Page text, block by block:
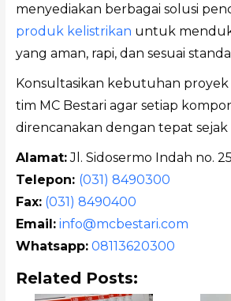
menyediakan berbagai solusi
produk kelistrikan untuk
yang aman, rapi, dan sesuai
Konsultasikan kebutuhan proyek
tim MC Bestari agar setiap
direncanakan dengan tepat sejak
Alamat:Jl. Sidosermo Indah no.
Telepon: (031) 8490300
Fax: (031) 8490400
Email: info@mcbestari.com
Whatsapp: 08113620300
Related Posts: